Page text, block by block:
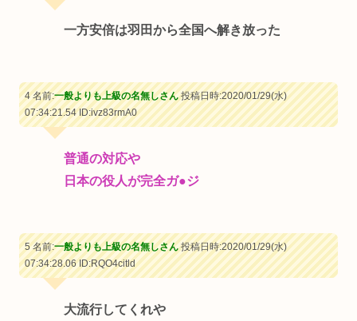
一方安倍は羽田から全国へ解き放った
4 名前:一般よりも上級の名無しさん投稿日時:2020/01/29(水)
07:34:21.54ID:ivz83rmA0
普通の対応や
日本の役人が完全ガ●ジ
5 名前:一般よりも上級の名無しさん投稿日時:2020/01/29(水)
07:34:28.06ID:RQO4citld
大流行してくれや